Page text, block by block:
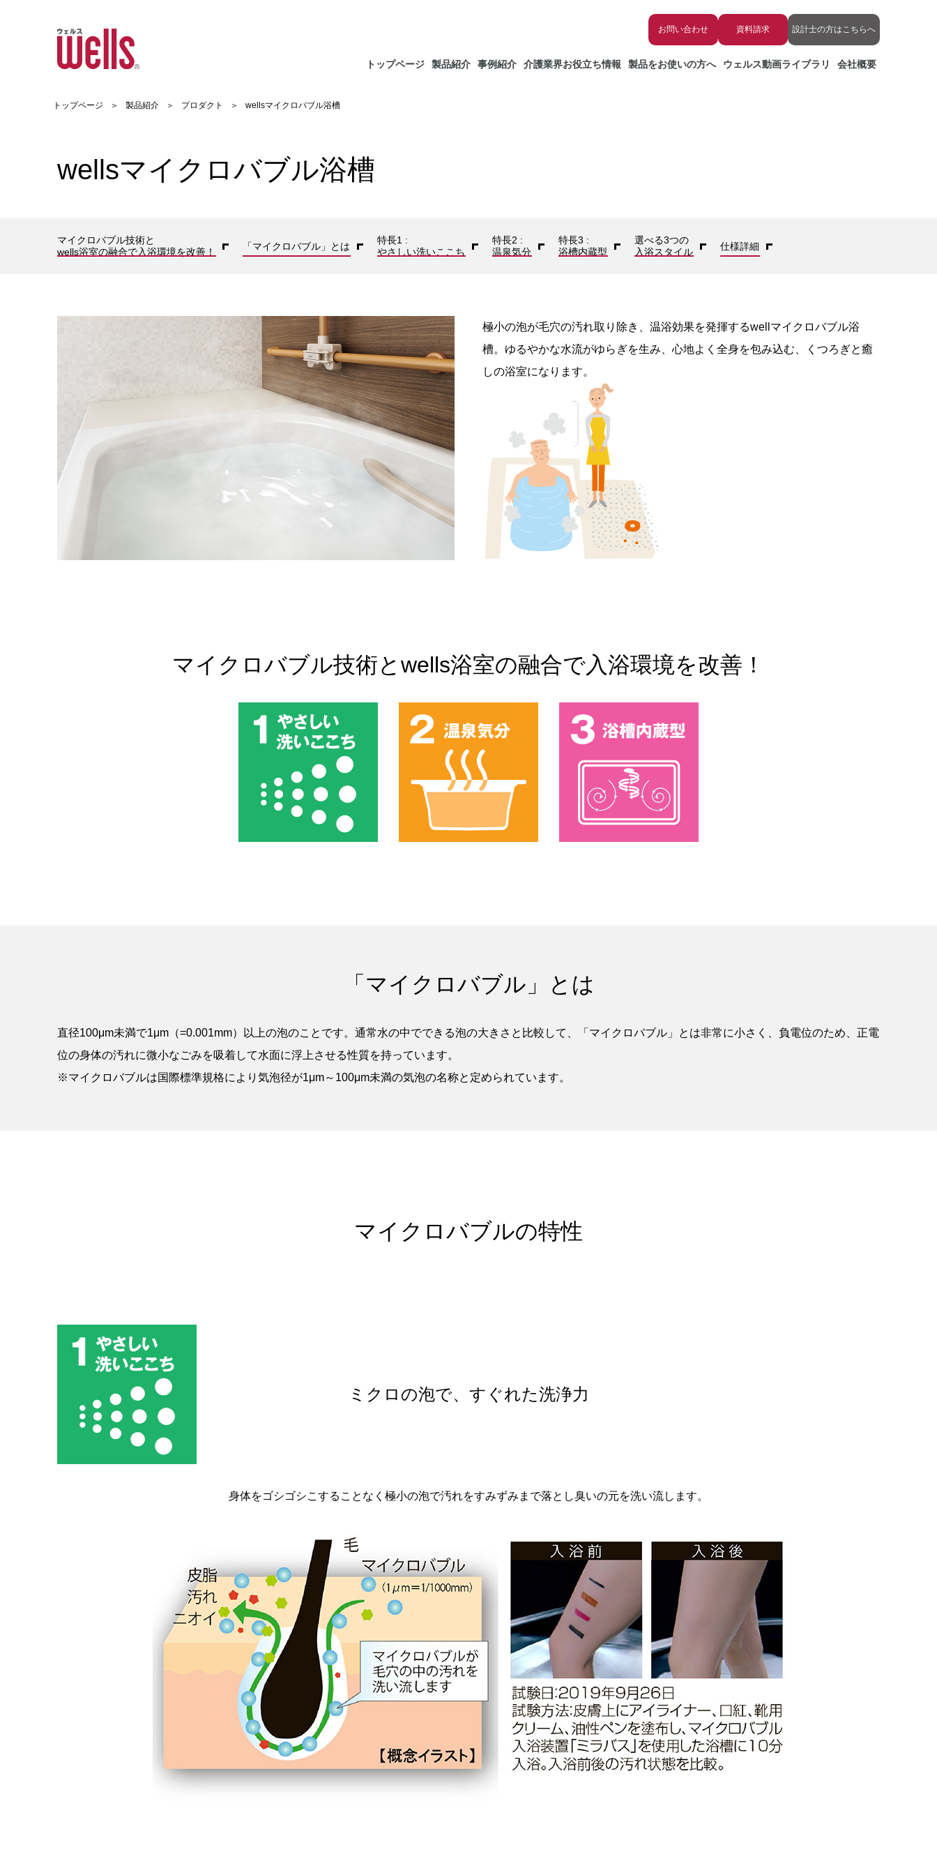
トップページ 製品紹介 事例紹介 介護業界お役立ち情報 製品をお使いの方へ ウェルス動画ライブラリ 会社概要
お問い合わせ 資料請求 設計士の方はこちらへ
トップページ 製品紹介 プロダクト wellsマイクロバブル浴槽
wellsマイクロバブル浴槽
マイクロバブル技術と
wells浴室の融合で入浴環境を改善！
「マイクロバブル」とは
特長1 :
やさしい洗いここち
特長2 :
温泉気分
特長3 :
浴槽内蔵型
選べる3つの
入浴スタイル
仕様詳細
極小の泡が毛穴の汚れ取り除き、温浴効果を発揮するwellマイクロバブル浴
槽。ゆるやかな水流がゆらぎを生み、心地よく全身を包み込む、くつろぎと癒
しの浴室になります。
マイクロバブル技術とwells浴室の融合で入浴環境を改善！
「マイクロバブル」とは
直径100μm未満で1μm（=0.001mm）以上の泡のことです。通常水の中でできる泡の大きさと比較して、「マイクロバブル」とは非常に小さく、負電位のため、正電
位の身体の汚れに微小なごみを吸着して水面に浮上させる性質を持っています。
※マイクロバブルは国際標準規格により気泡径が1μm～100μm未満の気泡の名称と定められています。
マイクロバブルの特性
ミクロの泡で、すぐれた洗浄力
身体をゴシゴシこすることなく極小の泡で汚れをすみずみまで落とし臭いの元を洗い流します。